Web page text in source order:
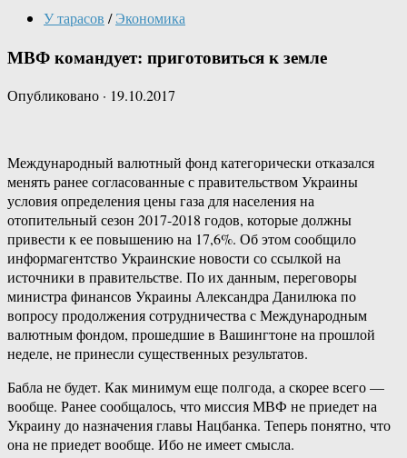
У тарасов / Экономика
МВФ командует: приготовиться к земле
Опубликовано · 19.10.2017
Международный валютный фонд категорически отказался
менять ранее согласованные с правительством Украины
условия определения цены газа для населения на
отопительный сезон 2017-2018 годов, которые должны
привести к ее повышению на 17,6%. Об этом сообщило
информагентство Украинские новости со ссылкой на
источники в правительстве. По их данным, переговоры
министра финансов Украины Александра Данилюка по
вопросу продолжения сотрудничества с Международным
валютным фондом, прошедшие в Вашингтоне на прошлой
неделе, не принесли существенных результатов.
Бабла не будет. Как минимум еще полгода, а скорее всего —
вообще. Ранее сообщалось, что миссия МВФ не приедет на
Украину до назначения главы Нацбанка. Теперь понятно, что
она не приедет вообще. Ибо не имеет смысла.